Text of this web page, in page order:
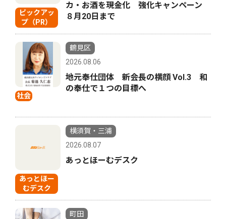
ピックアッ
プ（PR）
カ・お酒を現金化 強化キャンペーン
８月20日まで
社会
鶴見区
2026.08.06
地元奉仕団体 新会長の横顔 Vol.3 和
の奉仕で１つの目標へ
あっとほー
むデスク
横須賀・三浦
2026.08.07
あっとほーむデスク
町田